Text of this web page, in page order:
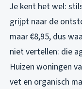
Je kent het wel:
grijpt naar de
maar €8,95, dus
niet vertellen: die
Huizen woningen
vet en organisch